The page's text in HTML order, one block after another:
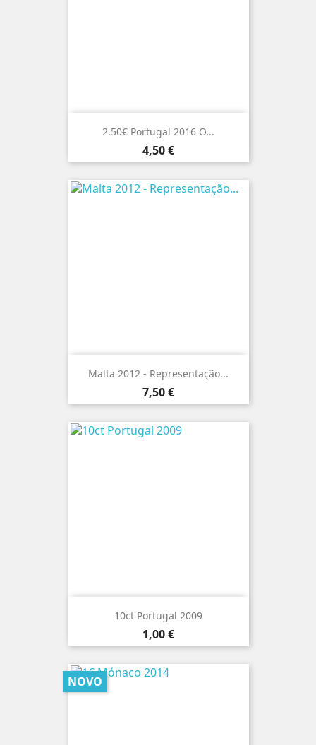
2.50€ Portugal 2016 O...
Preço
4,50 €
Malta 2012 - Representação...
Preço
7,50 €
10ct Portugal 2009
Preço
1,00 €
NOVO